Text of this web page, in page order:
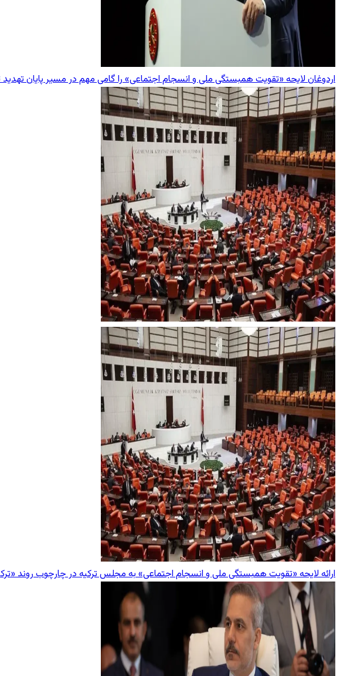
اردوغان لایحه «تقویت همبستگی ملی و انسجام اجتماعی» را گامی مهم در مسیر پایان
ارائه لایحه «تقویت همبستگی ملی و انسجام اجتماعی» به مجلس ترکیه در چارچوب روند